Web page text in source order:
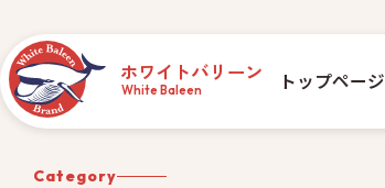
Category
ホワイトバリーン
White Baleen トップページ